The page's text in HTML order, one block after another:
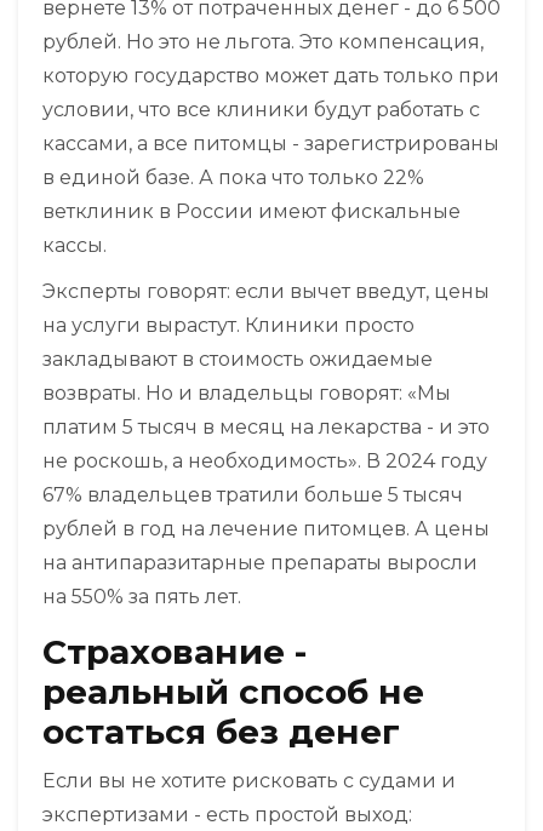
вернете 13% от потраченных денег - до 6 500
рублей. Но это не льгота. Это компенсация,
которую государство может дать только при
условии, что все клиники будут работать с
кассами, а все питомцы - зарегистрированы
в единой базе. А пока что только 22%
ветклиник в России имеют фискальные
кассы.
Эксперты говорят: если вычет введут, цены
на услуги вырастут. Клиники просто
закладывают в стоимость ожидаемые
возвраты. Но и владельцы говорят: «Мы
платим 5 тысяч в месяц на лекарства - и это
не роскошь, а необходимость». В 2024 году
67% владельцев тратили больше 5 тысяч
рублей в год на лечение питомцев. А цены
на антипаразитарные препараты выросли
на 550% за пять лет.
Страхование -
реальный способ не
остаться без денег
Если вы не хотите рисковать с судами и
экспертизами - есть простой выход: